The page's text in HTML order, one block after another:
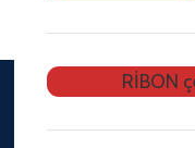
RİBON